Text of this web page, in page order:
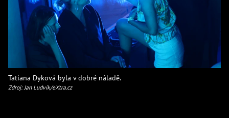
Tatiana Dyková byla v dobré náladě.
Zdroj: Jan Ludvík/eXtra.cz